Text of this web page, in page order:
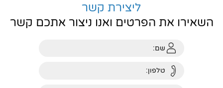
ליצירת קשר
השאירו את הפרטים ואנו ניצור אתכם קשר